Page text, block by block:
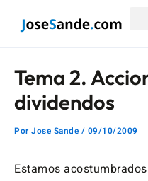
Tema 2.
dividendos
Por Jose Sande / 09/10/2009
Estamos
de